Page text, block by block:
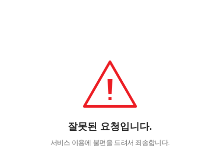
잘못된 요청입니다.
서비스 이용에 불편을 드려서 죄송합니다.